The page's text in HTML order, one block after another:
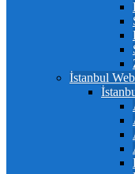
İstanbul